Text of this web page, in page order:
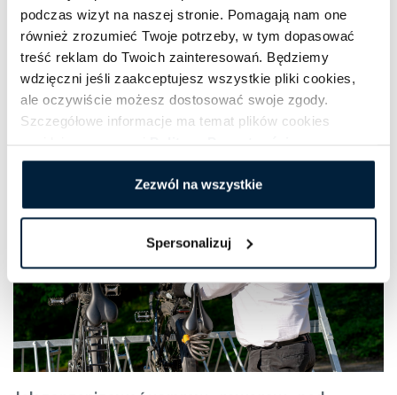
podczas wizyt na naszej stronie. Pomagają nam one
również zrozumieć Twoje potrzeby, w tym dopasować
treść reklam do Twoich zainteresowań. Będziemy
wdzięczni jeśli zaakceptujesz wszystkie pliki cookies,
ale oczywiście możesz dostosować swoje zgody.
Szczegółowe informacje ma temat plików cookies
Zezwól na wszystkie
Spersonalizuj
specjalne przyczepki do transportu rowerów.
Nieważne, z którego miejsca w Polsce rozpoczynasz
podróż – Twój rower dojedzie bezpiecznie z Tobą
nad morze.